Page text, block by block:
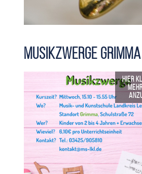
Musik­zwerge Grimma